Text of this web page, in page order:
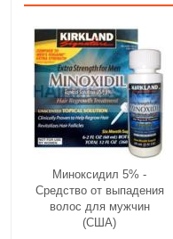
Миноксидил 5% -
Средство от выпадения
волос для мужчин
(США)